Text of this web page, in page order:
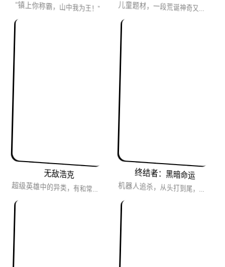
“镇上你称霸，山中我为王！”
无敌浩克
超级英雄中的异类，有和常人一样的愤怒，又有作为畸形人的恐惧，明明性格内敛，巨大的身躯又让他亮相时无法保持...
终结者：黑暗命运
机器人追杀，从头打到尾，紧张无喘息，必看。